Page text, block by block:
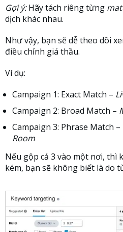
Gợi ý:Hãy tách riêng từng
dịch khác nhau.
Như vậy, bạn sẽ dễ theo dõi
điều chỉnh giá thầu.
Ví dụ:
Campaign 1: Exact Match –
Campaign 2: Broad Match –
Campaign 3: Phrase Match –
Room
Nếu gộp cả 3 vào một nơi, thì
kém, bạn sẽ không biết là do